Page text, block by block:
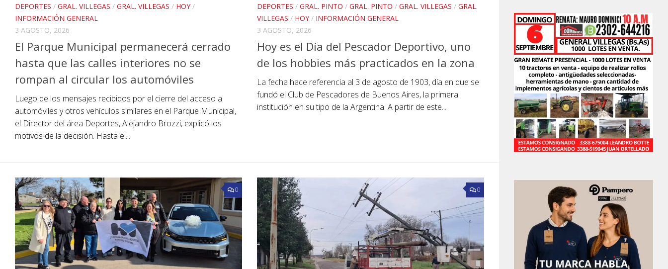
DEPORTES / GRAL. VILLEGAS / GRAL. VILLEGAS / HOY /
INFORMACIÓN GENERAL
3 AGOSTO, 2026
El Parque Municipal permanecerá cerrado
hasta que las calles interiores no se
rompan al circular los automóviles
Luego de los mensajes recibidos por el cierre del acceso a
automóviles y otros vehículos similares en el Parque Municipal,
el Director del área Deportes, Alejandro Brozzi, explicó los
motivos de la decisión. Hasta el...
DEPORTES / GRAL. PINTO / GRAL. PINTO / GRAL. VILLEGAS / GRAL.
VILLEGAS / HOY / INFORMACIÓN GENERAL
3 AGOSTO, 2026
Hoy es el Día del Pescador Deportivo, uno
de los hobbies más practicados en la zona
La fecha hace referencia al 3 de agosto de 1903, día en que se
fundó el Club de Pescadores de Buenos Aires, la primera
institución en su tipo de la Argentina. A partir de este...
0 0